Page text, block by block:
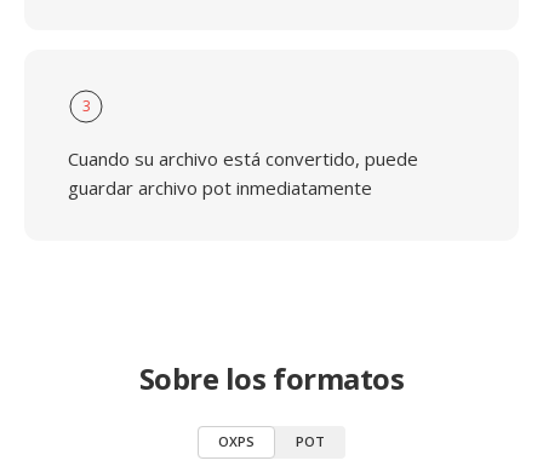
3
Cuando su archivo está convertido, puede
guardar archivo pot inmediatamente
Sobre los formatos
OXPS POT